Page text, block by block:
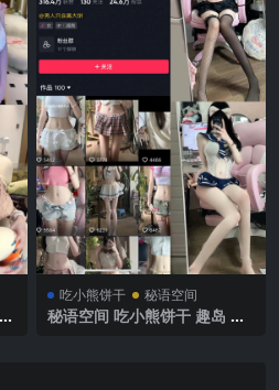
吃小熊饼干 秘语空间
秘语空间 吃小熊饼干 趣岛 N